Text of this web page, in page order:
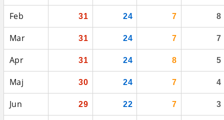
Feb 31 24 7 8
Mar 31 24 7 7
Apr 31 24 8 5
Maj 30 24 7 4
Jun 29 22 7 3